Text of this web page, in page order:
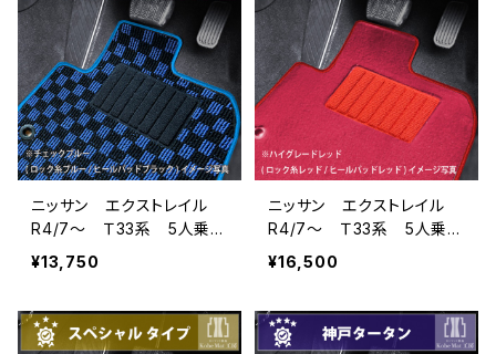
ニッサン エクストレイル
R4/7〜 Ｔ33系 5人乗
フロアマット一式 カーマッ
ト スタンダードタイプ
¥13,750
ニッサン エクストレイル
R4/7〜 Ｔ33系 5人乗
フロアマット一式 カーマッ
ト ハイグレードタイプ
¥16,500